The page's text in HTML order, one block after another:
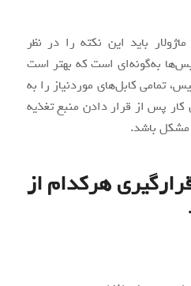
باید این نکته را در نظر
به‌گونه‌ای است که بهتر است
تمامی کابل‌های موردنیاز را به
کار پس از قرار دادن منبع تغذیه
باشد.
هرکدام از